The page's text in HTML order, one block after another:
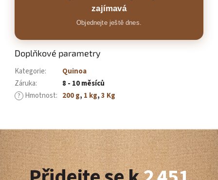
zajímavá
Objednejte ještě dnes.
Doplňkové parametry
Kategorie:
Quinoa
Záruka: 8 - 10 měsíců
? Hmotnost: 200 g, 1 kg,3 Kg
Z
á